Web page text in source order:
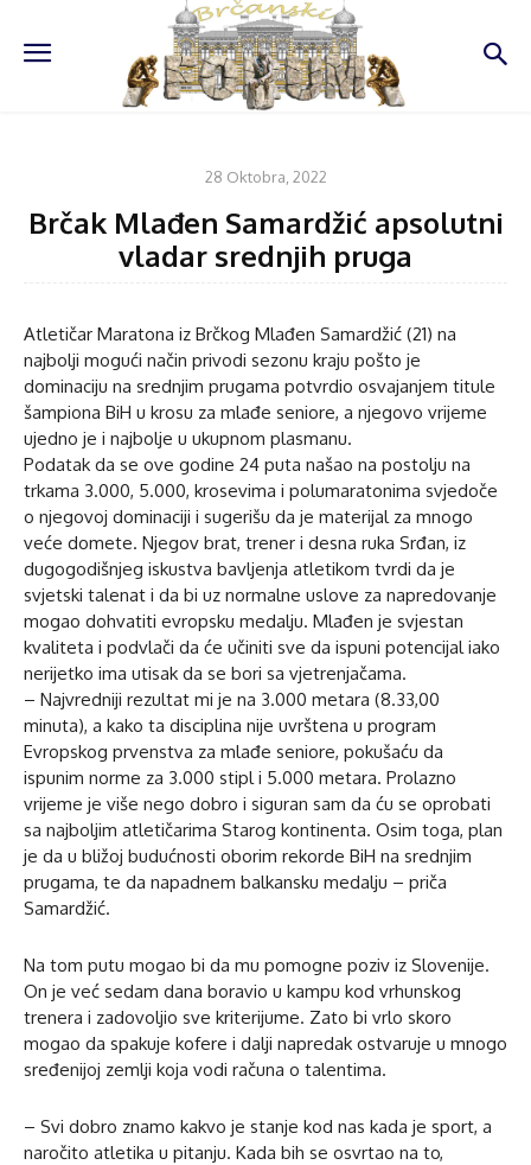
28 Oktobra, 2022
Brčak Mlađen Samardžić apsolutni
vladar srednjih pruga
Atletičar Maratona iz Brčkog Mlađen Samardžić (21) na
najbolji mogući način privodi sezonu kraju pošto je
dominaciju na srednjim prugama potvrdio osvajanjem titule
šampiona BiH u krosu za mlađe seniore, a njegovo vrijeme
ujedno je i najbolje u ukupnom plasmanu.
Podatak da se ove godine 24 puta našao na postolju na
trkama 3.000, 5.000, krosevima i polumaratonima svjedoče
o njegovoj dominaciji i sugerišu da je materijal za mnogo
veće domete. Njegov brat, trener i desna ruka Srđan, iz
dugogodišnjeg iskustva bavljenja atletikom tvrdi da je
svjetski talenat i da bi uz normalne uslove za napredovanje
mogao dohvatiti evropsku medalju. Mlađen je svjestan
kvaliteta i podvlači da će učiniti sve da ispuni potencijal iako
nerijetko ima utisak da se bori sa vjetrenjačama.
– Najvredniji rezultat mi je na 3.000 metara (8.33,00
minuta), a kako ta disciplina nije uvrštena u program
Evropskog prvenstva za mlađe seniore, pokušaću da
ispunim norme za 3.000 stipl i 5.000 metara. Prolazno
vrijeme je više nego dobro i siguran sam da ću se oprobati
sa najboljim atletičarima Starog kontinenta. Osim toga, plan
je da u bližoj budućnosti oborim rekorde BiH na srednjim
prugama, te da napadnem balkansku medalju – priča
Samardžić.
Na tom putu mogao bi da mu pomogne poziv iz Slovenije.
On je već sedam dana boravio u kampu kod vrhunskog
trenera i zadovoljio sve kriterijume. Zato bi vrlo skoro
mogao da spakuje kofere i dalji napredak ostvaruje u mnogo
sređenijoj zemlji koja vodi računa o talentima.
– Svi dobro znamo kakvo je stanje kod nas kada je sport, a
naročito atletika u pitanju. Kada bih se osvrtao na to,